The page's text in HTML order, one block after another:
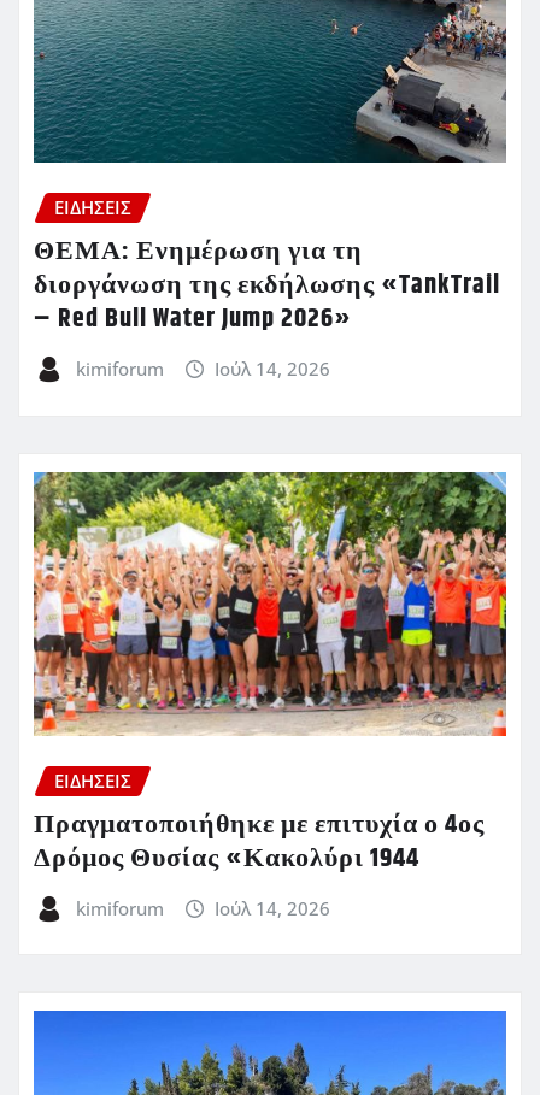
ΕΙΔΗΣΕΙΣ
ΘΕΜΑ: Ενημέρωση για τη
διοργάνωση της εκδήλωσης «TankTrail
– Red Bull Water Jump 2026»
kimiforum Ιούλ 14, 2026
ΕΙΔΗΣΕΙΣ
Πραγματοποιήθηκε με επιτυχία ο 4ος
Δρόμος Θυσίας «Κακολύρι 1944
kimiforum Ιούλ 14, 2026